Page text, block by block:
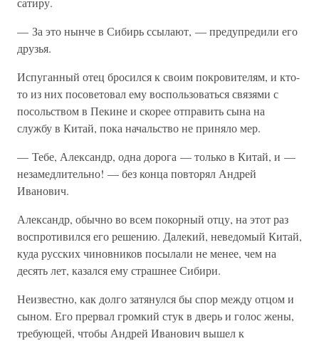
— За это нынче в Сибирь ссылают, — предупредили его
друзья.
Испуганный отец бросился к своим покровителям, и кто-
то из них посоветовал ему воспользоваться связями с
посольством в Пекине и скорее отправить сына на
службу в Китай, пока начальство не приняло мер.
— Тебе, Александр, одна дорога — только в Китай, и —
незамедлительно! — без конца повторял Андрей
Иванович.
Александр, обычно во всем покорный отцу, на этот раз
воспротивился его решению. Далекий, неведомый Китай,
куда русских чиновников посылали не менее, чем на
десять лет, казался ему страшнее Сибири.
Неизвестно, как долго затянулся бы спор между отцом и
сыном. Его прервал громкий стук в дверь и голос жены,
требующей, чтобы Андрей Иванович вышел к